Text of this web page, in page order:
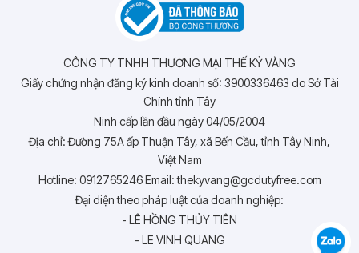
CÔNG TY TNHH THƯƠNG MẠI THẾ KỶ VÀNG
Giấy chứng nhận đăng ký kinh doanh số: 3900336463 do Sở Tài
Chính tỉnh Tây
Ninh cấp lần đầu ngày 04/05/2004
Địa chỉ: Đường 75A ấp Thuận Tây, xã Bến Cầu, tỉnh Tây Ninh,
Việt Nam
Hotline: 0912765246 Email: thekyvang@gcdutyfree.com
Đại diện theo pháp luật của doanh nghiệp:
- LÊ HỒNG THỦY TIÊN
- LE VINH QUANG